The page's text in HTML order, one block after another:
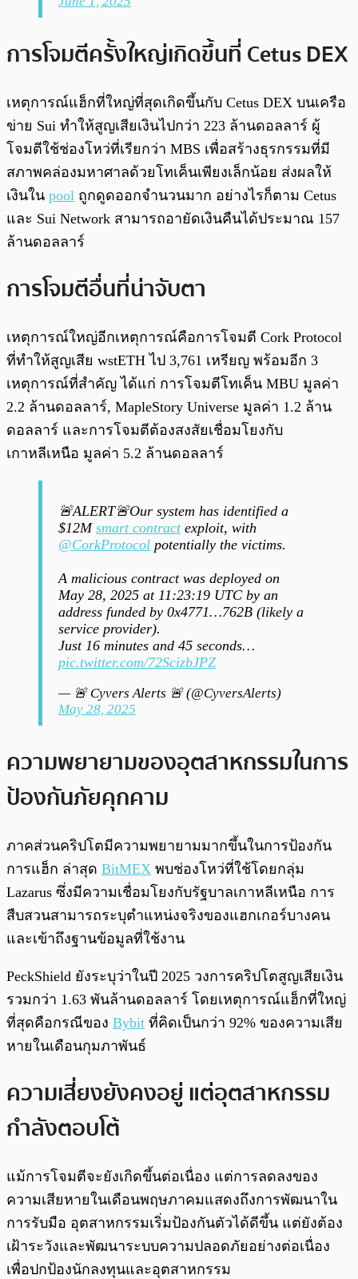
การโจมตีครั้งใหญ่เกิดขึ้นที่ Cetus DEX
เหตุการณ์แฮ็กที่ใหญ่ที่สุดเกิดขึ้นกับ Cetus DEX บนเครือ
ข่าย Sui ทำให้สูญเสียเงินไปกว่า 223 ล้านดอลลาร์ ผู้
โจมตีใช้ช่องโหว่ที่เรียกว่า MBS เพื่อสร้างธุรกรรมที่มี
สภาพคล่องมหาศาลด้วยโทเค็นเพียงเล็กน้อย ส่งผลให้
เงินใน pool ถูกดูดออกจำนวนมาก อย่างไรก็ตาม Cetus
และ Sui Network สามารถอายัดเงินคืนได้ประมาณ 157
ล้านดอลลาร์
การโจมตีอื่นที่น่าจับตา
เหตุการณ์ใหญ่อีกเหตุการณ์คือการโจมตี Cork Protocol
ที่ทำให้สูญเสีย wstETH ไป 3,761 เหรียญ พร้อมอีก 3
เหตุการณ์ที่สำคัญ ได้แก่ การโจมตีโทเค็น MBU มูลค่า
2.2 ล้านดอลลาร์, MapleStory Universe มูลค่า 1.2 ล้าน
ดอลลาร์ และการโจมตีต้องสงสัยเชื่อมโยงกับ
เกาหลีเหนือ มูลค่า 5.2 ล้านดอลลาร์
🚨ALERT🚨Our system has identified a
$12M smart contractexploit, with
@CorkProtocol potentially the victims.
A malicious contract was deployed on
May 28, 2025 at 11:23:19 UTC by an
address funded by 0x4771…762B (likely a
service provider).
Just 16 minutes and 45 seconds…
pic.twitter.com/72ScizbJPZ
— 🚨 Cyvers Alerts 🚨 (@CyversAlerts)
May 28, 2025
ความพยายามของอุตสาหกรรมในการ
ป้องกันภัยคุกคาม
ภาคส่วนคริปโตมีความพยายามมากขึ้นในการป้องกัน
การแฮ็ก ล่าสุด BitMEX พบช่องโหว่ที่ใช้โดยกลุ่ม
Lazarus ซึ่งมีความเชื่อมโยงกับรัฐบาลเกาหลีเหนือ การ
สืบสวนสามารถระบุตำแหน่งจริงของแฮกเกอร์บางคน
และเข้าถึงฐานข้อมูลที่ใช้งาน
PeckShield ยังระบุว่าในปี 2025 วงการคริปโตสูญเสียเงิน
รวมกว่า 1.63 พันล้านดอลลาร์ โดยเหตุการณ์แฮ็กที่ใหญ่
ที่สุดคือกรณีของ Bybit ที่คิดเป็นกว่า 92% ของความเสีย
หายในเดือนกุมภาพันธ์
ความเสี่ยงยังคงอยู่ แต่อุตสาหกรรม
กำลังตอบโต้
แม้การโจมตีจะยังเกิดขึ้นต่อเนื่อง แต่การลดลงของ
ความเสียหายในเดือนพฤษภาคมแสดงถึงการพัฒนาใน
การรับมือ อุตสาหกรรมเริ่มป้องกันตัวได้ดีขึ้น แต่ยังต้อง
เฝ้าระวังและพัฒนาระบบความปลอดภัยอย่างต่อเนื่อง
เพื่อปกป้องนักลงทุนและอุตสาหกรรม